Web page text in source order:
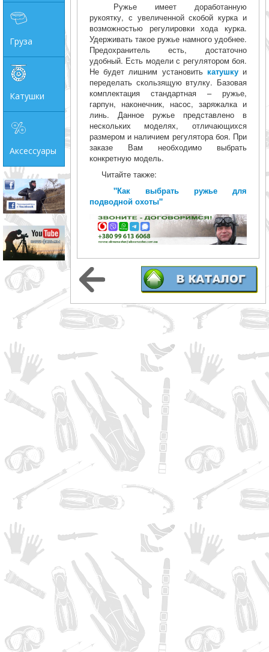
Груза
Катушки
Аксессуары
Ружье имеет доработанную
рукоятку, с увеличенной скобой курка и
возможностью регулировки хода курка.
Удерживать такое ружье намного удобнее.
Предохранитель есть, достаточно
удобный. Есть модели с регулятором боя.
Не будет лишним установить катушкуи
переделать скользящую втулку. Базовая
комплектация стандартная – ружье,
гарпун, наконечник, насос, заряжалка и
линь. Данное ружье представлено в
нескольких моделях, отличающихся
размером и наличием регулятора боя. При
заказе Вам необходимо выбрать
конкретную модель.
Читайте также:
"Как выбрать ружье для
подводной охоты"